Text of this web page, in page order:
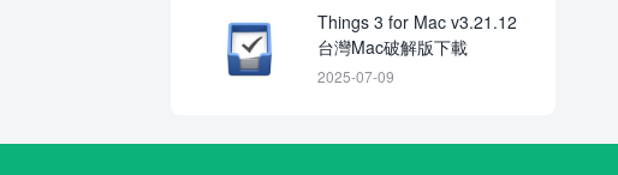
Things 3 for Mac v3.21.12
台灣Mac破解版下載
2025-07-09